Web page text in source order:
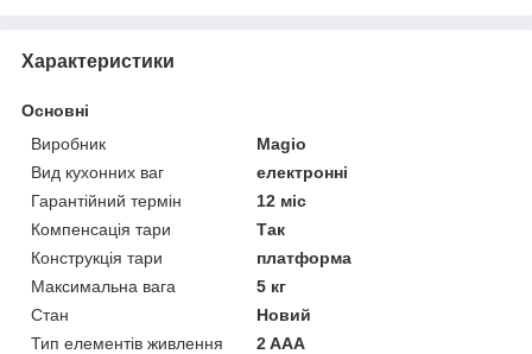
Характеристики
Основні
Виробник
Magio
Вид кухонних ваг
електронні
Гарантійний термін
12 міс
Компенсація тари
Так
Конструкція тари
платформа
Максимальна вага
5 кг
Стан
Новий
Тип елементів живлення
2 AAA